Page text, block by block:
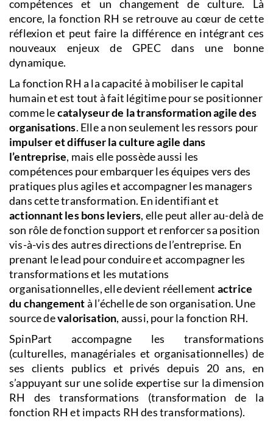
compétences et un changement de culture. Là
encore, la fonction RH se retrouve au cœur de cette
réflexion et peut faire la différence en intégrant ces
nouveaux enjeux de GPEC dans une bonne
dynamique.
La fonction RH a la capacité à mobiliser le capital
humain et est tout à fait légitime pour se positionner
comme lecatalyseur de la transformation agile des
organisations. Elle a non seulement les ressors pour
impulser et diffuser la culture agile dans
l’entreprise, mais elle possède aussi les
compétences pour embarquer les équipes vers des
pratiques plus agiles et accompagner les managers
dans cette transformation. En identifiant et
actionnant les bons leviers, elle peut aller au-delà de
son rôle de fonction support et renforcer sa position
vis-à-vis des autres directions de l’entreprise. En
prenant le lead pour conduire et accompagner les
transformations et les mutations
organisationnelles, elle devient réellement actrice
du changementà l’échelle de son organisation. Une
source devalorisation, aussi, pour la fonction RH.
SpinPart accompagne les transformations
(culturelles, managériales et organisationnelles) de
ses clients publics et privés depuis 20 ans, en
s’appuyant sur une solide expertise sur la dimension
RH des transformations (transformation de la
fonction RH et impacts RH des transformations).